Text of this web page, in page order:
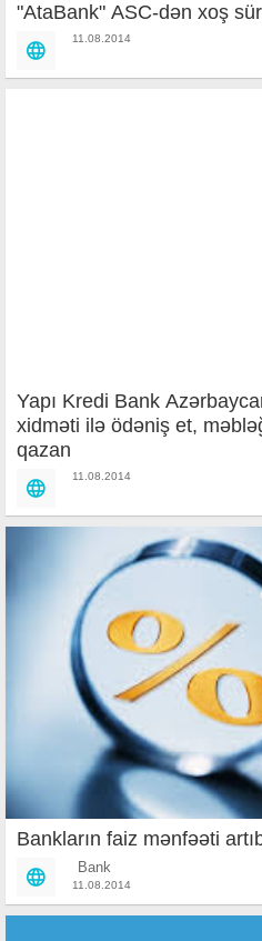
"AtaBank" ASC-dən
11.08.2014
Yapı Kredi Bank
xidməti ilə ödəniş et,
qazan
11.08.2014
Bankların faiz mənfəəti
Bank
11.08.2014